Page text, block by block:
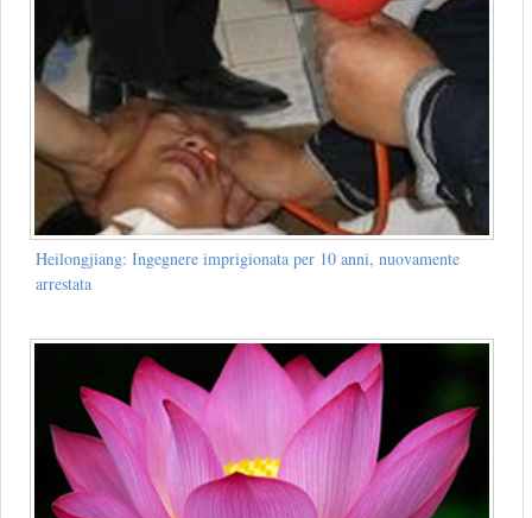
Heilongjiang: Ingegnere imprigionata per 10 anni, nuovamente
arrestata